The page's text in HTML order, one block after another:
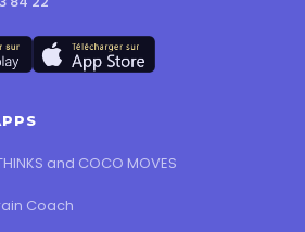
and COCO MOVES
Coach